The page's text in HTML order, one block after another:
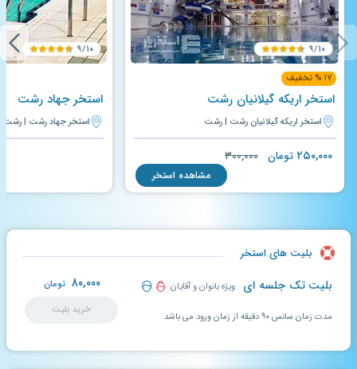
۹/۱۰
۱۷ % تخفیف
استخر اریکه گیلانیان رشت
استخر اریکه گیلانیان رشت | رشت
۲۵۰,۰۰۰تومان ۳۰۰,۰۰۰
مشاهده استخر
۹/۱۰
استخر جهاد رشت
استخر جهاد رشت | رشت
بلیت های استخر
بلیت تک جلسه ای ویژه بانوان و آقایان ۸۰,۰۰۰ تومان
خرید بلیت
مدت زمان سانس ۹۰ دقیقه از زمان ورود می باشد.